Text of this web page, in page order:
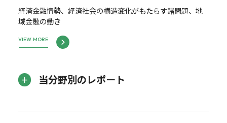
経済金融情勢、経済社会の構造変化がもたらす諸問題、地
域金融の動き
VIEW MORE
当分野別のレポート